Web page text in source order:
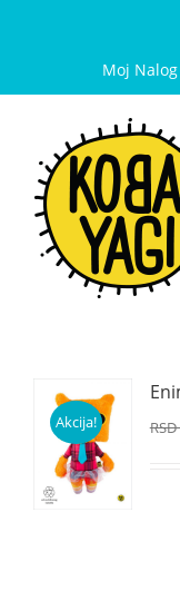
Moj Nalog
Akcija! RSD